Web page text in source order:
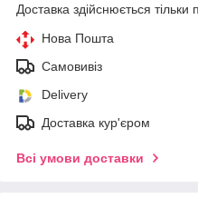
Доставка здійснюється тільки
Нова Пошта
Самовивіз
Delivery
Доставка кур'єром
Всі умови доставки